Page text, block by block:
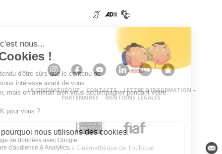
LA CINÉMATHÈQUE · CONTACTS · LETTRE D'INFORMATION ·
PARTENAIRES · MENTIONS LÉGALES
La Cinémathèque de Toulouse